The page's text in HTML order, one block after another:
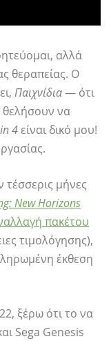
αλλά
θεραπείας. Ο
Παιχνίδια— ότι
να
4είναι δικό μου!
τέσσερις μήνες
New Horizons
πακέτου
τιμολόγησης),
έκθεση
ξέρω ότι το να
Sega Genesis